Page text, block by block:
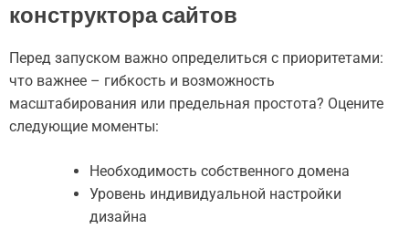
конструктора сайтов
Перед запуском важно определиться с приоритетами:
что важнее – гибкость и возможность
масштабирования или предельная простота? Оцените
следующие моменты:
Необходимость собственного домена
Уровень индивидуальной настройки
дизайна